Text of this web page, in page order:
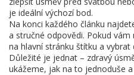
je ideální výchozí bod.
Na konci každého článku
a stručné odpovědi. Pokud
na hlavní stránku štítku a vybrat
Důležité je jednat – zdravý
ukážeme, jak na to jednoduše